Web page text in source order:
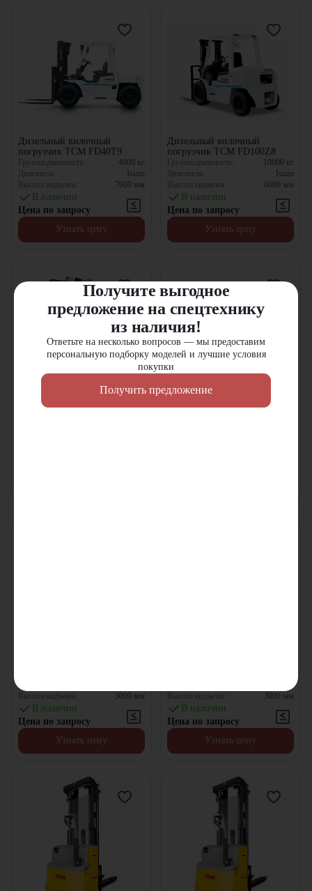
погрузчик Acroba, который является незаменимым помощником в
замкнутых пространствах.
Компания "ЦТО" предлагает широкий модельный ряд спецтехники
TCM по ценам от производителя
Дизельный вилочный
погрузчик TCM FD40T9
Грузоподъемность: 4000 кг
Двигатель:
Isuzu
Высота подъема:
7000 мм
В наличии
Цена по запросу
Узнать цену
Дизельный вилочный
погрузчик TCM FD100Z8
Грузоподъемность: 10000 кг
Двигатель:
Isuzu
Высота подъема:
6000 мм
В наличии
Цена по запросу
Узнать цену
Дизельный вилочный
погрузчик TCM FD30T3CZ
Дизельный вилочный
погрузчик TCM FD25T3CZ
Двигатель:
Высота подъема:
3000 мм
В наличии
Цена по запросу
Узнать цену
Nissan
Высота подъема:
3000 мм
В наличии
Цена по запросу
Узнать цену
Получите выгодное
предложение на спецтехнику
из наличия!
Ответьте на несколько вопросов — мы предоставим
персональную подборку моделей и лучшие условия
покупки
Получить предложение